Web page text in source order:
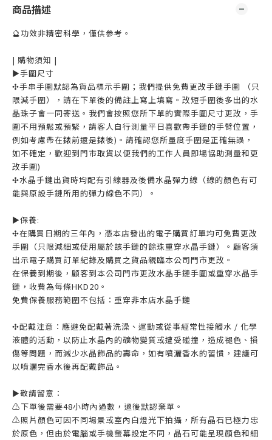
商品描述
🔮功效非精密科學，僅供參考。
| 購物須知 |
►手圍尺寸
✣手串手圍默認為貨品標示手圍；我們提供免費更改手鏈手圍 （只
限減手圍），請在下單後的備註上寫上填寫。改短手圍後多出的水
晶珠子會一同寄送。我們會按照您所下單的實際手圍尺寸更改，手
圍不用預鬆或預緊，請客人自行測量平日喜歡帶手鏈的手臂位置，
例如考慮帶在錶前還是錶後)。請確認您所量度手圍是正確無誤，
如不確定，歡迎到門市取貨以便我們的工作人員即場協助測量和更
改手圍)
✣水晶手鏈出貨時均配有引線器及後備水晶彈力線（線的顏色有可
能與原設手鏈所用的彈力線色不同）。
►保養:
✣在購買日期的三年內，憑本店發出的電子購買訂單均可免費更改
手圍（只限減細或使用屬於該手鏈的餘珠重穿水晶手鏈）。顧客須
出示電子購買訂單紀錄及購買之貨品親臨本公司門市更改。
在保養到期後，顧客到本公司門市更改水晶手鏈手圍或重穿水晶手
鏈，收費為每條HKD20。
免費保養服務範圍不包括：重穿非本店水晶手鏈
✣配戴注意：應避免配戴著洗澡、運動或從事經常性接觸水 / 化學
液體的活動，以防止水晶內的礦物變質或遭受碰撞，造成褪色、損
傷等問題，而減少水晶飾品的壽命，如有噴灑香水的習慣，建議可
以噴灑完香水後再配戴飾品。
►敬請留意：
⚠️下單後需要48小時內過數，過後默認棄單。
⚠️照片顏色可因不同場景或室內白燈光下拍攝，所有晶石已極力忠
於原色，但由於電腦或手機螢幕設定不同，晶石可能呈現顏色和細